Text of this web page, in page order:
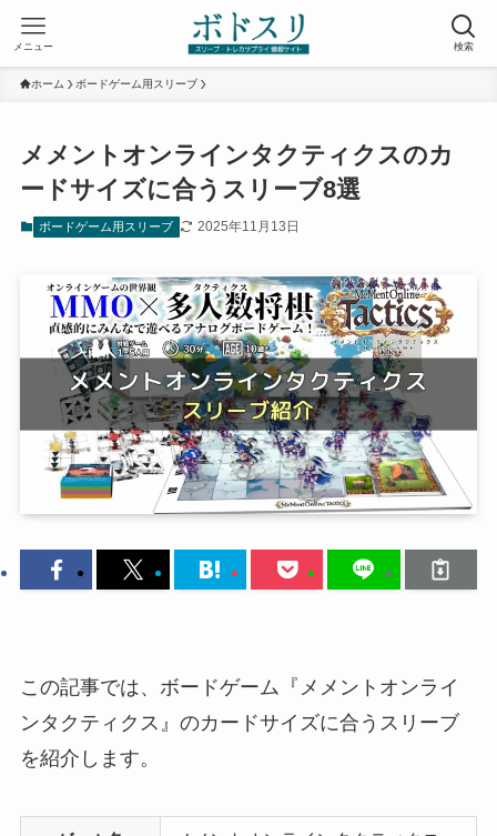
検索
メニュー
ホーム ボードゲーム用スリーブ
メメントオンラインタクティクスのカ
ードサイズに合うスリーブ8選
ボードゲーム用スリーブ 2025年11月13日
この記事では、ボードゲーム『メメントオンライ
ンタクティクス』のカードサイズに合うスリーブ
を紹介します。